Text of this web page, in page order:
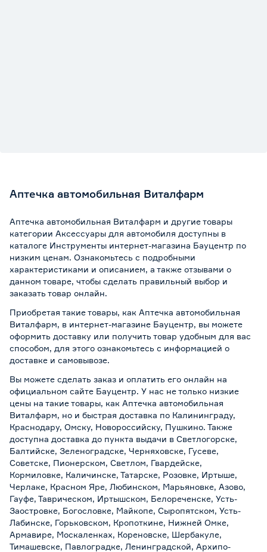
Аптечка автомобильная Виталфарм
Аптечка автомобильная Виталфарм и другие товары
категории Аксессуары для автомобиля доступны в
каталоге Инструменты интернет-магазина Бауцентр по
низким ценам. Ознакомьтесь с подробными
характеристиками и описанием, а также отзывами о
данном товаре, чтобы сделать правильный выбор и
заказать товар онлайн.
Приобретая такие товары, как Аптечка автомобильная
Виталфарм, в интернет-магазине Бауцентр, вы можете
оформить доставку или получить товар удобным для вас
способом, для этого ознакомьтесь с информацией о
доставке и самовывозе.
Вы можете сделать заказ и оплатить его онлайн на
официальном сайте Бауцентр. У нас не только низкие
цены на такие товары, как Аптечка автомобильная
Виталфарм, но и быстрая доставка по Калининграду,
Краснодару, Омску, Новороссийску, Пушкино. Также
доступна доставка до пункта выдачи в Светлогорске,
Балтийске, Зеленоградске, Черняховске, Гусеве,
Советске, Пионерском, Светлом, Гвардейске,
Кормиловке, Каличинске, Татарске, Розовке, Иртыше,
Черлаке, Красном Яре, Любинском, Марьяновке, Азово,
Гауфе, Таврическом, Иртышском, Белореченске, Усть-
Заостровке, Богословке, Майкопе, Сыропятском, Усть-
Лабинске, Горьковском, Кропоткине, Нижней Омке,
Армавире, Москаленках, Кореновске, Шербакуле,
Тимашевске, Павлоградке, Ленинградской, Архипо-